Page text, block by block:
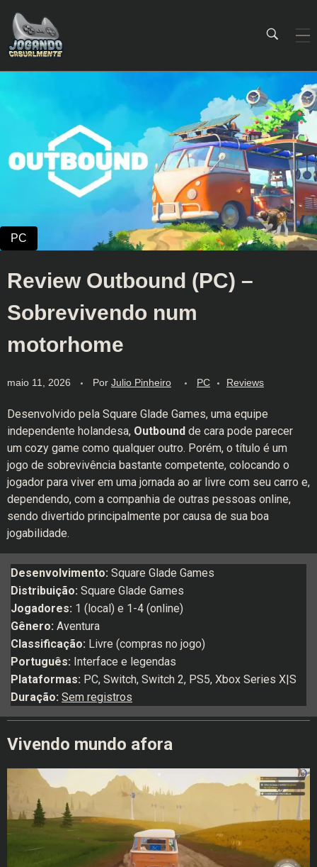
Review Outbound (PC) –
Sobrevivendo num
motorhome
maio 11, 2026 Por Julio Pinheiro PC Reviews
Desenvolvido pela Square Glade Games, uma equipe
independente holandesa, Outbound de cara pode parecer
um cozy game como qualquer outro. Porém, o título é um
jogo de sobrevivência bastante competente, colocando o
jogador para viver em uma jornada ao ar livre com seu carro e,
dependendo, com a companhia de outras pessoas online,
sendo divertido principalmente por causa de sua boa
jogabilidade.
Desenvolvimento: Square Glade Games
Distribuição: Square Glade Games
Jogadores: 1 (local) e 1-4 (online)
Gênero: Aventura
Classificação: Livre (compras no jogo)
Português: Interface e legendas
Plataformas: PC, Switch, Switch 2, PS5, Xbox Series X|S
Duração: Sem registros
Vivendo mundo afora